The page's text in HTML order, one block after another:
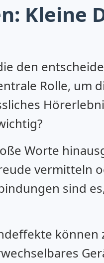
Kleine
den
Rolle, um
Worte
vermitteln
sind
können